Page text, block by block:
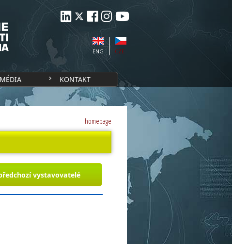
CZE
ENG
MÉDIA KONTAKT
homepage
vystavovatelé